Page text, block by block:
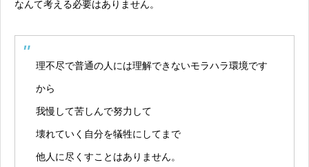
なんて考える必要はありません。
理不尽で普通の人には理解できないモラハラ環境です
から
我慢して苦しんで努力して
壊れていく自分を犠牲にしてまで
他人に尽くすことはありません。